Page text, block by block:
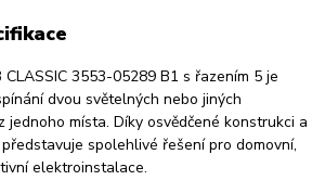
3553-05289 B1 s řazením 5 je
dvou světelných nebo jiných
jednoho místa. Díky osvědčené konstrukci a
spolehlivé řešení pro domovní,
elektroinstalace.